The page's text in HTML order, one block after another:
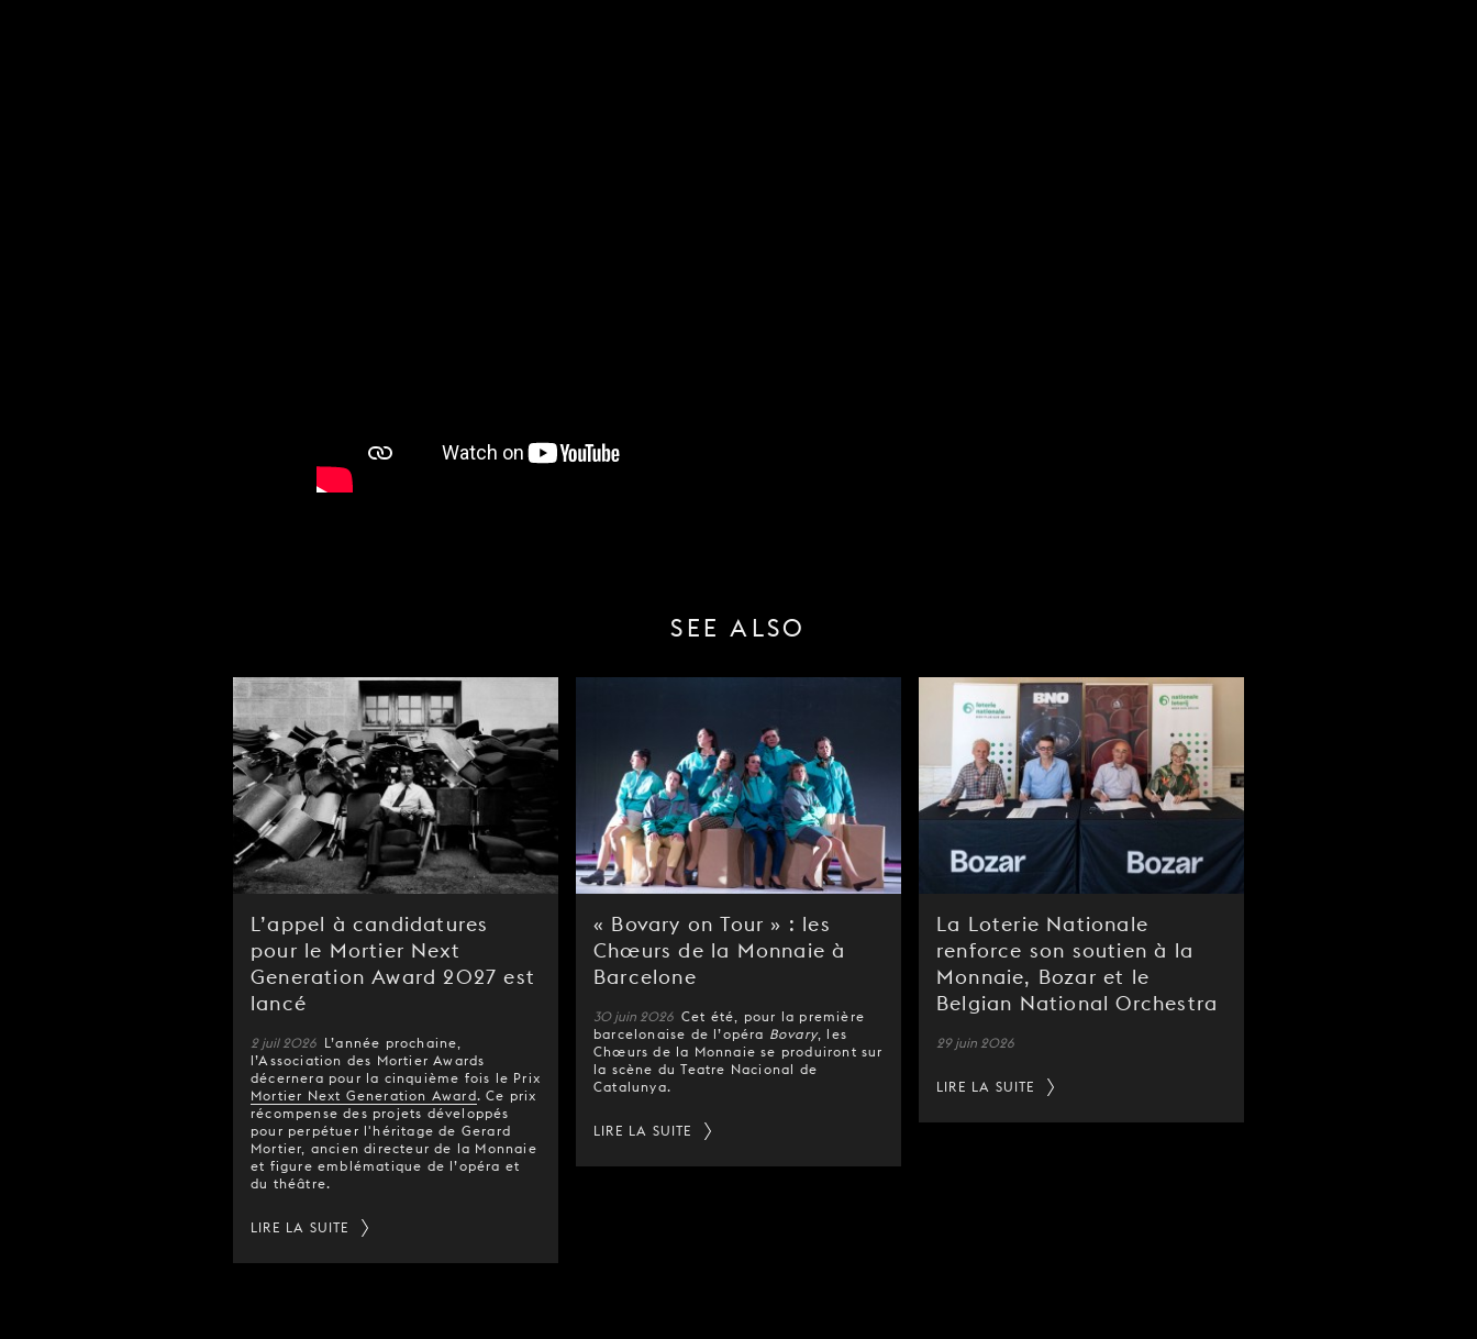
SEE ALSO
L’appel à candidatures
pour le Mortier Next
Generation Award 2027 est
lancé
2 juil 2026 L’année prochaine,
l’Association des Mortier Awards
décernera pour la cinquième fois le Prix
Mortier Next Generation Award. Ce prix
récompense des projets développés
pour perpétuer l'héritage de Gerard
Mortier, ancien directeur de la Monnaie
et figure emblématique de l’opéra et
du théâtre.
LIRE LA SUITE
« Bovary on Tour » : les
Chœurs de la Monnaie à
Barcelone
30 juin 2026 Cet été, pour la première
barcelonaise de l’opéra Bovary, les
Chœurs de la Monnaie se produiront sur
la scène du Teatre Nacional de
Catalunya.
LIRE LA SUITE
La Loterie Nationale
renforce son soutien à la
Monnaie, Bozar et le
Belgian National Orchestra
29 juin 2026
LIRE LA SUITE